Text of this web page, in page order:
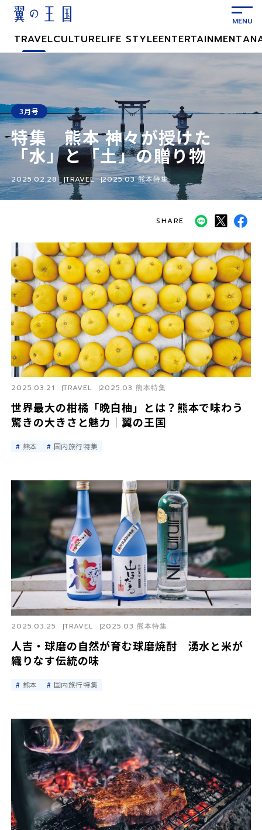
テ
ツ
に
ス
キ
ッ
プ
TRAVELCULTURELIFE STYLEENTERTAINMENT
特集 熊本 神々が授けた
「水」と「土」の贈り物
3月号
2025.02.28 TRAVEL 2025.03 熊本特集
SHARE
世界最大の柑橘「晩白柚」とは？熊本で味わう
驚きの大きさと魅力｜翼の王国
2025.03.21 TRAVEL 2025.03 熊本特集
熊本 国内旅行特集
人吉・球磨の自然が育む球磨焼酎 湧水と米が
織りなす伝統の味
2025.03.25 TRAVEL 2025.03 熊本特集
熊本 国内旅行特集